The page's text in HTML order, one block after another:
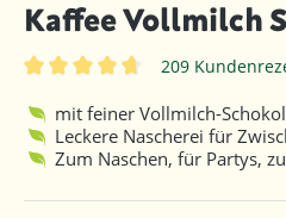
Kaffee Vollmilch
209
mit feiner Vollmilch-
Leckere Nascherei für
Zum Naschen, für Partys,